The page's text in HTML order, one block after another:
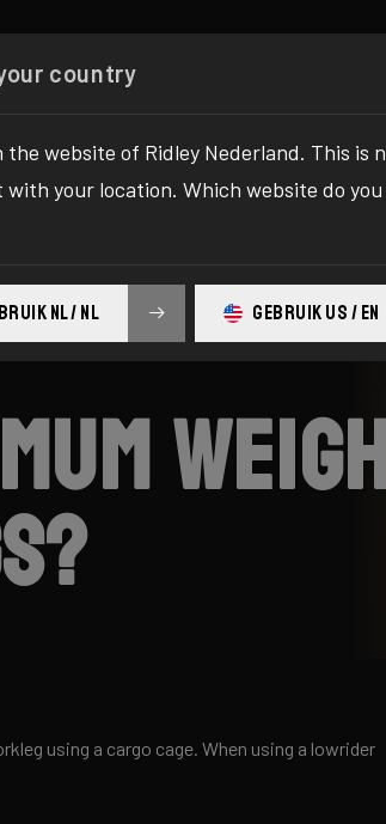
Shop Over ons
using a cargo cage. When using a lowrider
country
the website of Ridley Nederland. This is
with your location. Which website do
NL / NL GEBRUIK US / EN